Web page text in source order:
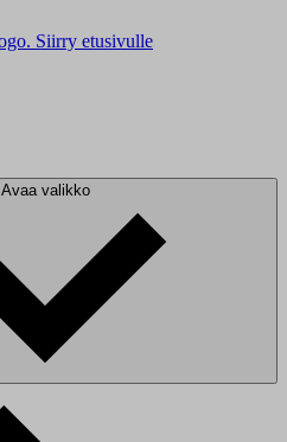
Siirry etusivulle
Avaa valikko